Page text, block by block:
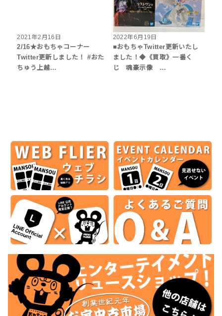
2021年2月16日
2/16★おもちゃコーナー
Twitter更新しました！ #おた
ちゅう上越…
2022年6月19日
■おもちゃTwitter更新いたし
ました！◆《買取》一番く
じ 魂豪示像 …